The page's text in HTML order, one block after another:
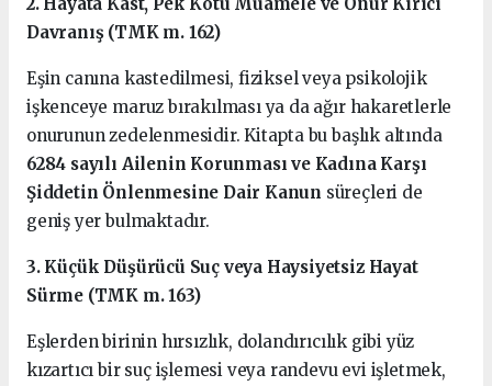
2. Hayata Kast, Pek Kötü Muamele ve Onur Kırıcı
Davranış (TMK m. 162)
Eşin canına kastedilmesi, fiziksel veya psikolojik
işkenceye maruz bırakılması ya da ağır hakaretlerle
onurunun zedelenmesidir. Kitapta bu başlık altında
6284 sayılı Ailenin Korunması ve Kadına Karşı
Şiddetin Önlenmesine Dair Kanun süreçleri de
geniş yer bulmaktadır.
3. Küçük Düşürücü Suç veya Haysiyetsiz Hayat
Sürme (TMK m. 163)
Eşlerden birinin hırsızlık, dolandırıcılık gibi yüz
kızartıcı bir suç işlemesi veya randevu evi işletmek,